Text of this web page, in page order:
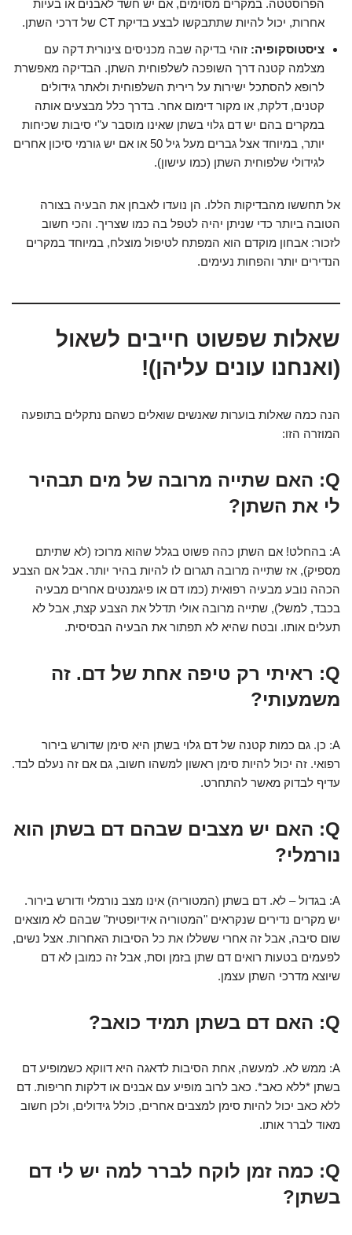
הפרוסטטה. במקרים מסוימים, אם יש חשד לאבנים או בעיות
אחרות, יכול להיות שתתבקשו לבצע בדיקת CT של דרכי השתן.
ציסטוסקופיה: זוהי בדיקה שבה מכניסים צינורית דקה עם
מצלמה קטנה דרך השופכה לשלפוחית השתן. הבדיקה מאפשרת
לרופא להסתכל ישירות על רירית השלפוחית ולאתר גידולים
קטנים, דלקת, או מקור דימום אחר. בדרך כלל מבצעים אותה
במקרים בהם יש דם גלוי בשתן שאינו מוסבר ע"י סיבות שכיחות
יותר, במיוחד אצל גברים מעל גיל 50 או אם יש גורמי סיכון אחרים
לגידולי שלפוחית השתן (כמו עישון).
אל תחששו מהבדיקות הללו. הן נועדו לאבחן את הבעיה בצורה
הטובה ביותר כדי שניתן יהיה לטפל בה כמו שצריך. והכי חשוב
לזכור: אבחון מוקדם הוא המפתח לטיפול מוצלח, במיוחד במקרים
הנדירים יותר והפחות נעימים.
שאלות שפשוט חייבים לשאול
(ואנחנו עונים עליהן)!
הנה כמה שאלות בוערות שאנשים שואלים כשהם נתקלים בתופעה
המוזרה הזו:
Q: האם שתייה מרובה של מים תבהיר
לי את השתן?
A: בהחלט! אם השתן כהה פשוט בגלל שהוא מרוכז (לא שתיתם
מספיק), אז שתייה מרובה תגרום לו להיות בהיר יותר. אבל אם הצבע
הכהה נובע מבעיה רפואית (כמו דם או פיגמנטים אחרים מבעיה
בכבד, למשל), שתייה מרובה אולי תדלל את הצבע קצת, אבל לא
תעלים אותו. ובטח שהיא לא תפתור את הבעיה הבסיסית.
Q: ראיתי רק טיפה אחת של דם. זה
משמעותי?
A: כן. גם כמות קטנה של דם גלוי בשתן היא סימן שדורש בירור
רפואי. זה יכול להיות סימן ראשון למשהו חשוב, גם אם זה נעלם לבד.
עדיף לבדוק מאשר להתחרט.
Q: האם יש מצבים שבהם דם בשתן הוא
נורמלי?
A: בגדול – לא. דם בשתן (המטוריה) אינו מצב נורמלי ודורש בירור.
יש מקרים נדירים שנקראים "המטוריה אידיופטית" שבהם לא מוצאים
שום סיבה, אבל זה אחרי ששללו את כל הסיבות האחרות. אצל נשים,
לפעמים בטעות רואים דם שתן בזמן וסת, אבל זה כמובן לא דם
שיוצא מדרכי השתן עצמן.
Q: האם דם בשתן תמיד כואב?
A: ממש לא. למעשה, אחת הסיבות לדאגה היא דווקא כשמופיע דם
בשתן *ללא כאב*. כאב לרוב מופיע עם אבנים או דלקות חריפות. דם
ללא כאב יכול להיות סימן למצבים אחרים, כולל גידולים, ולכן חשוב
מאוד לברר אותו.
Q: כמה זמן לוקח לברר למה יש לי דם
בשתן?